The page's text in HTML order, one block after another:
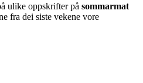
ulike oppskrifter på sommarmat
fra dei siste vekene vore